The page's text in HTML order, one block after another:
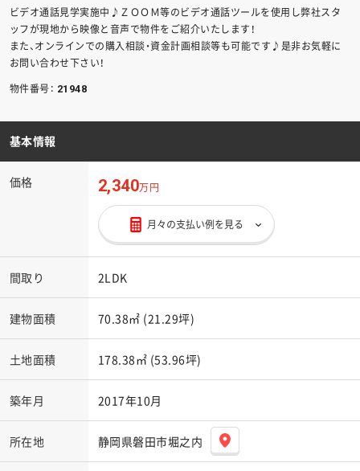
ビデオ通話見学実施中♪ＺＯＯＭ等のビデオ通話ツールを使用し弊社スタ
ッフが現地から映像と音声で物件をご紹介いたします！
また、オンラインでの購入相談・資金計画相談等も可能です♪是非お気軽に
お問い合わせ下さい！
物件番号： 21948
基本情報
価格 2,340万円
月々の支払い例を見る
間取り 2LDK
建物面積 70.38㎡ (21.29坪)
土地面積 178.38㎡ (53.96坪)
築年月 2017年10月
所在地 静岡県磐田市堀之内